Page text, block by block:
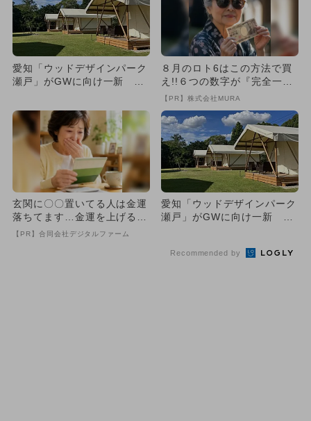
愛知「ウッドデザインパーク
瀬戸」がGWに向け一新 マ
８月のロト6はこの方法で買
え!!６つの数字が『完全一
致』する方法
【PR】株式会社MURA
玄関に〇〇置いてる人は金運
落ちてます…金運を上げる方
法とは
【PR】合同会社デジタルファーム
愛知「ウッドデザインパーク
瀬戸」がGWに向け一新 マ
Recommended by